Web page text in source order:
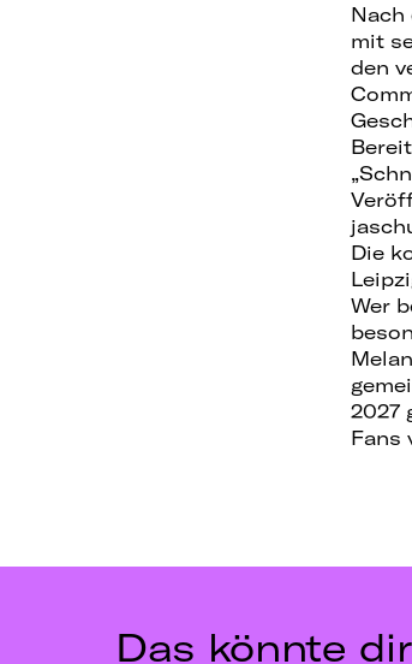
Nach
mit
den
Die
Wer
2027
Fans
Das könnte